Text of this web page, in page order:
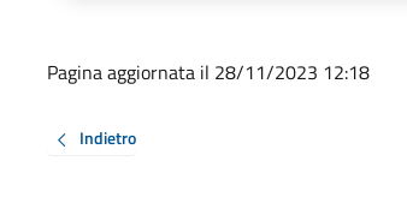
Pagina aggiornata il 28/11/2023 12:18
Indietro